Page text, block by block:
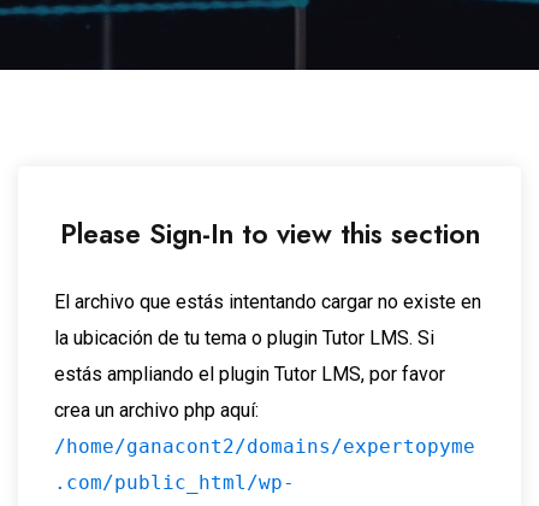
Please Sign-In to view this section
El archivo que estás intentando cargar no existe en
la ubicación de tu tema o plugin Tutor LMS. Si
estás ampliando el plugin Tutor LMS, por favor
crea un archivo php aquí:
/home/ganacont2/domains/expertopyme
.com/public_html/wp-